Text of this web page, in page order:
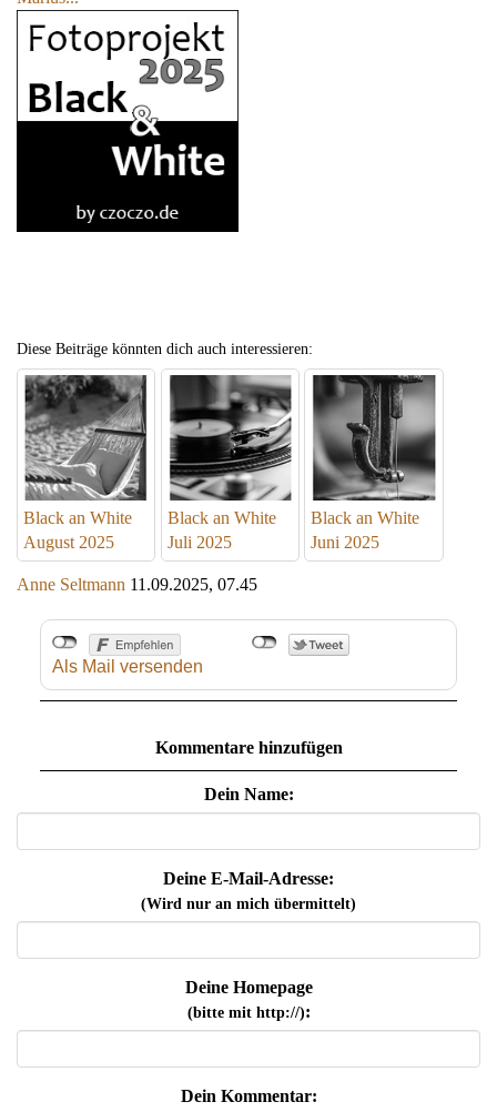
Diese Beiträge könnten dich auch interessieren:
Black an White
August 2025
Black an White
Juli 2025
Black an White
Juni 2025
Anne Seltmann 11.09.2025, 07.45
Als Mail versenden
Kommentare hinzufügen
Dein Name:
Deine E-Mail-Adresse:
(Wird nur an mich übermittelt)
Deine Homepage
(bitte mit http://):
Dein Kommentar: